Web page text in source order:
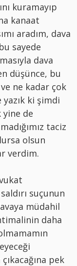
kuramayıp
kanaat
aradım, dava
sayede
dava
düşünce, bu
ne kadar çok
yazık ki şimdi
yine de
taciz
olsun
verdim.
suçunun
müdahil
daha
pek